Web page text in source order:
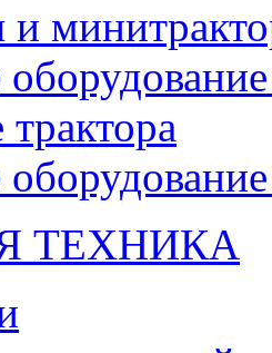
и
ТЕХНИКА